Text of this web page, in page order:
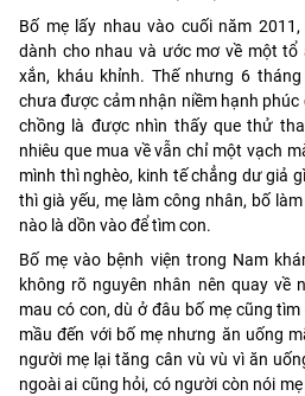
Bố mẹ lấy nhau vào cuối năm
dành cho nhau và ước mơ về một
xắn, kháu khỉnh. Thế nhưng 6
chưa được cảm nhận niềm hạnh
chồng là được nhìn thấy que thử
nhiêu que mua về vẫn chỉ một vạch
mình thì nghèo, kinh tế chẳng dư giả
thì già yếu, mẹ làm công nhân, bố
nào là dồn vào để tìm con.
Bố mẹ vào bệnh viện trong Nam
không rõ nguyên nhân nên quay về
mau có con, dù ở đâu bố mẹ cũng
mầu đến với bố mẹ nhưng ăn uống
người mẹ lại tăng cân vù vù vì ăn
ngoài ai cũng hỏi, có người còn nói